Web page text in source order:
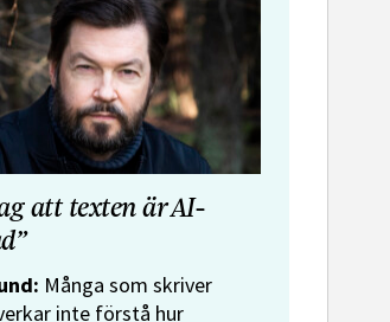
att texten är AI-
Många som skriver
inte förstå hur